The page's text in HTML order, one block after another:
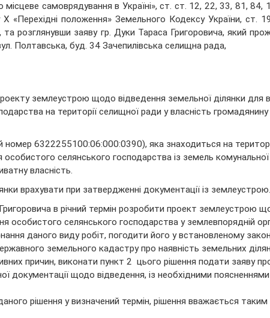
місцеве самоврядування в Україні», ст. ст. 12, 22, 33, 81,
«Перехідні положення» Земельного Кодексу України, ст.
та розглянувши заяву гр. Дуки Тараса Григоровича, який
Полтавська, буд. 34 Зачепилівська селищна рада,
землеустрою щодо відведення земельної ділянки для
на території селищної ради у власність громадянину
6322255100:06:000:0390), яка знаходиться на
селянського господарства із земель комунальної
власність.
врахувати при затвердженні документації із землеустрою.
в річний термін розробити проект землеустрою
особистого селянського господарства у землевпорядній
даного виду робіт, погодити його у встановленому
земельного кадастру про наявність земельних
причин, виконати пункт 2 цього рішення подати заяву
документації щодо відведення, із необхідними
рішення у визначений термін, рішення вважається